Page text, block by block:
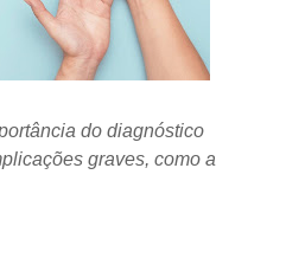
do diagnóstico
graves, como a